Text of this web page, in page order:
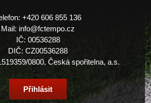
+420 606 855 136
Mail: info@fctempo.cz
IČ: 00536288
DIČ: CZ00536288
0800, Česká spořitelna, a.s.
Přihlásit